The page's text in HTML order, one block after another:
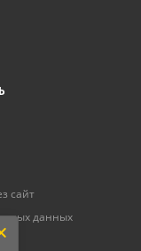
сайт
данных